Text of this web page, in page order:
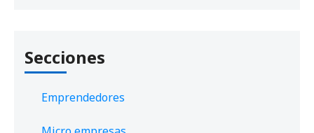
Secciones
Emprendedores